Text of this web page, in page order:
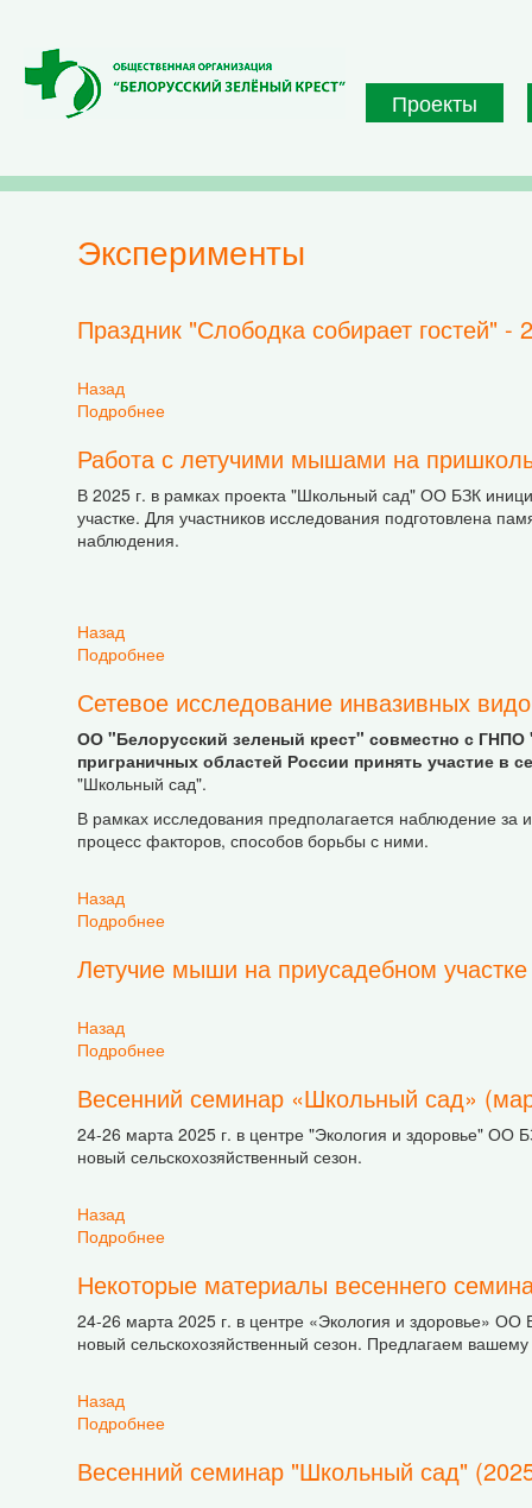
Проекты
эксперименты
Праздник "Слободка собирает гостей" -
Назад
Подробнее
Работа с летучими мышами на
В 2025 г. в рамках проекта "Школьный сад" ОО БЗК
участке. Для участников исследования подготовлена
наблюдения.
Назад
Подробнее
Сетевое исследование инвазивных
ОО "Белорусский зеленый крест" совместно с
приграничных областей России принять участие
"Школьный сад".
В рамках исследования предполагается наблюдение
процесс факторов, способов борьбы с ними.
Назад
Подробнее
Летучие мыши на приусадебном участке
Назад
Подробнее
Весенний семинар «Школьный сад»
24-26 марта 2025 г. в центре "Экология и здоровье" ОО
новый сельскохозяйственный сезон.
Назад
Подробнее
Некоторые материалы весеннего
24-26 марта 2025 г. в центре «Экология и здоровье» ОО
новый сельскохозяйственный сезон. Предлагаем
Назад
Подробнее
Весенний семинар "Школьный сад"